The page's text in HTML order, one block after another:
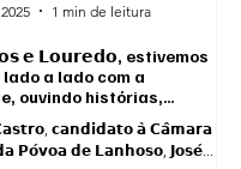
𝗲 𝗟𝗼𝘂𝗿𝗲𝗱𝗼, estivemos
a lado com a
ouvindo histórias,
espaço que dá vida a esta
𝗰𝗮𝗻𝗱𝗶𝗱𝗮𝘁𝗼 𝗮̀ 𝗖𝗮̂𝗺𝗮𝗿𝗮
𝗣𝗼́𝘃𝗼𝗮 𝗱𝗲 𝗟𝗮𝗻𝗵𝗼𝘀𝗼, 𝗝𝗼𝘀𝗲́...
1 min de leitura